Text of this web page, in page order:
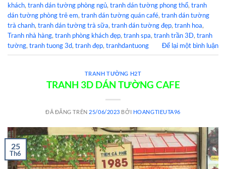
khách, tranh dán tường phòng ngủ, tranh dán tường phong thổ, tranh
dán tường phòng trẻ em, tranh dán tường quán café, tranh dán tường
trà chanh, tranh dán tường trà sữa, tranh dán tường đẹp, tranh hoa,
Tranh nhà hàng, tranh phòng khách đẹp, tranh spa, tranh trần 3D, tranh
tường, tranh tuong 3d, tranh đẹp, tranhdantuong Để lại một bình luận
TRANH TƯỜNG H2T
TRANH 3D DÁN TƯỜNG CAFE
ĐÃ ĐĂNG TRÊN 25/06/2023 BỞI HOANGTIEUTA96
25
Th6